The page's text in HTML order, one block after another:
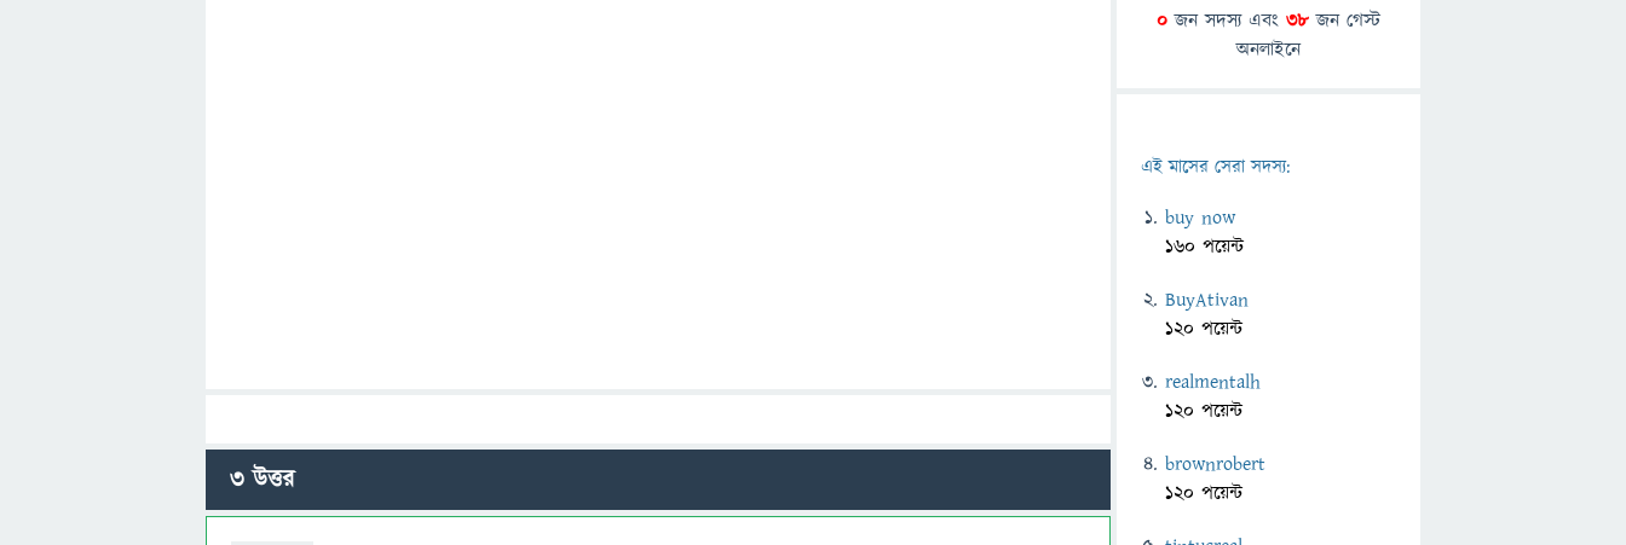
3উত্তর
0 জন সদস্য এবং 38 জন গেস্ট
অনলাইনে
এই মাসের সেরা সদস্য:
buy now
160 পয়েন্ট
BuyAtivan
120 পয়েন্ট
realmentalh
120 পয়েন্ট
brownrobert
120 পয়েন্ট